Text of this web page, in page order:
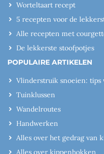
Worteltaart recept
5 recepten voor de
Alle recepten met
De lekkerste stoofpotjes
POPULAIRE ARTIKELEN
Vlinderstruik snoeien: tips
Tuinklussen
Wandelroutes
Handwerken
Alles over het gedrag van
Alles over kippenhokken